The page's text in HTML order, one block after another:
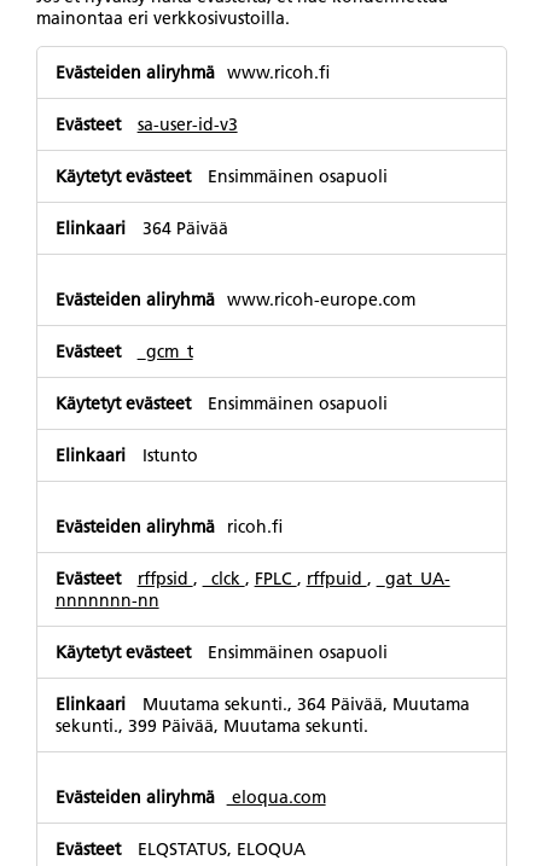
mainontaa eri verkkosivustoilla.
Kohdistamisevästeetwww.ricoh.fi
sa-user-id-v3
Ensimmäinen osapuoli
364 Päivää
www.ricoh-europe.com
_gcm_t
Ensimmäinen osapuoli
Istunto
ricoh.fi
rffpsid , _clck , FPLC , rffpuid ,
_gat_UA-
nnnnnnn-nn
Ensimmäinen osapuoli
Muutama sekunti., 364 Päivää, Muutama
sekunti., 399 Päivää, Muutama sekunti.
eloqua.com
ELQSTATUS, ELOQUA